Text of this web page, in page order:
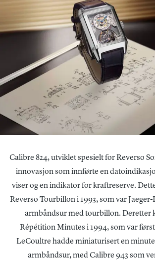
Calibre 824, utviklet spesielt for Reverso
innovasjon som innførte en
viser og en indikator for kraftreserve.
Reverso Tourbillon i 1993, som var
armbåndsur med tourbillon. Deretter
Répétition Minutes i 1994, som var
LeCoultre hadde miniaturisert en
armbåndsur, med Calibre 943 som